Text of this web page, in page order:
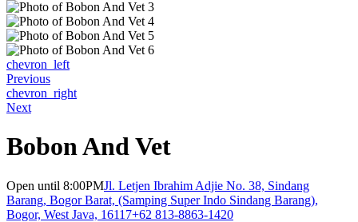
chevron_left
Previous
chevron_right
Next
Bobon And Vet
Open until 8:00PMJl. Letjen Ibrahim Adjie No. 38, Sindang
Barang, Bogor Barat, (Samping Super Indo Sindang Barang),
Bogor, West Java, 16117+62 813-8863-1420